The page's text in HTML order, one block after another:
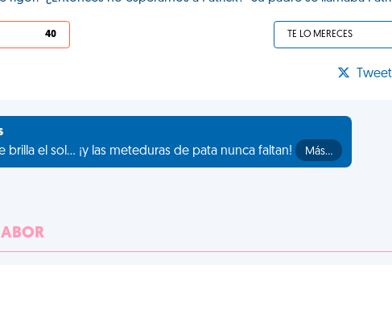
40 TE LO MERECES
Tweet
el sol... ¡y las meteduras de pata nunca faltan!
Más…